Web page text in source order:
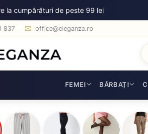
la cumpărături de peste 99 lei
837 office@eleganza.ro
FEMEI BĂRBAȚI